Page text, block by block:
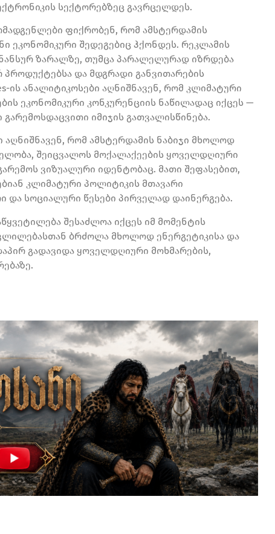
სექტორებზეც გავრცელდეს.
ფიქრობენ, რომ ამსტერდამის
ეკონომიკური შედეგებიც ჰქონდეს. რეკლამის
ზარალზე, თუმცა პარალელურად იზრდება
პროდუქტებსა და მდგრადი განვითარების
ის ანალიტიკოსები აღნიშნავენ, რომ კლიმატური
ეკონომიკური კონკურენციის ნაწილადაც იქცეს —
იმიჯის გათვალისწინება.
რომ ამსტერდამის ნაბიჯი მხოლოდ
შეიცვალოს მოქალაქეების ყოველდღიური
ვიზუალური იდენტობაც. მათი შეფასებით,
კლიმატური პოლიტიკის მთავარი
და სოციალური წესები პირველად დაინერგება.
შესაძლოა იქცეს იმ მომენტის
ბრძოლა მხოლოდ ენერგეტიკისა და
გადავიდა ყოველდღიური მოხმარების,